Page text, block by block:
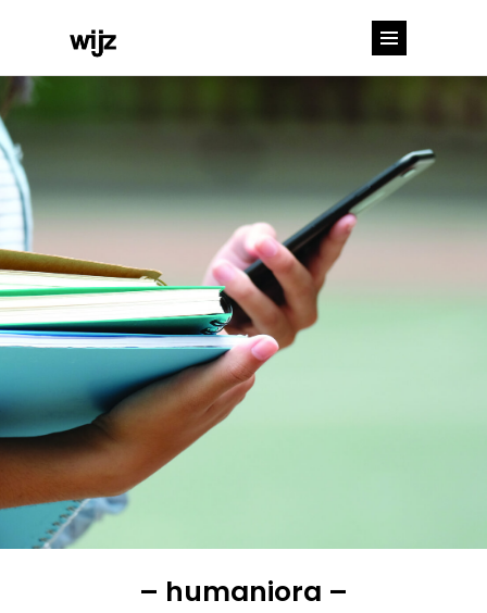
– humaniora –